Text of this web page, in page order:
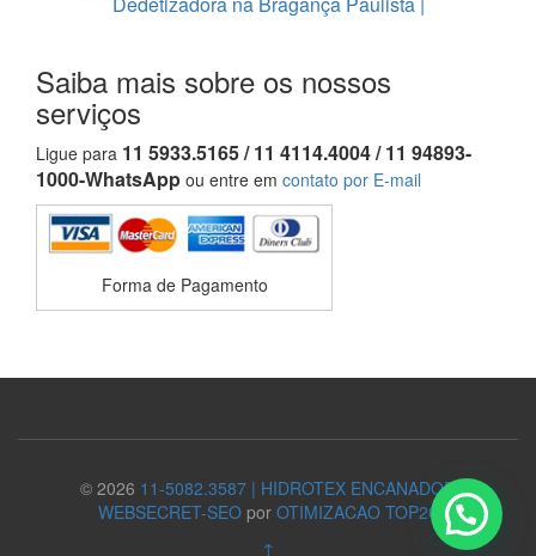
Saiba mais sobre os nossos
serviços
Ligue para 11 5933.5165 / 11 4114.4004 / 11 94893-
1000-WhatsApp ou entre em contato por E-mail
Forma de Pagamento
© 2026 11-5082.3587 | HIDROTEX ENCANADOR
WEBSECRET-SEO por OTIMIZACAO TOP20
↑